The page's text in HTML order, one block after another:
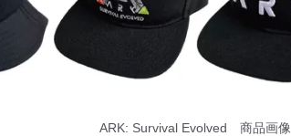
ARK: Survival Evolved 商品画像